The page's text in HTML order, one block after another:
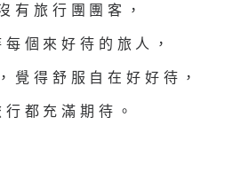
有旅行團團客，
個來好待的旅人，
覺得舒服自在好好待，
都充滿期待。